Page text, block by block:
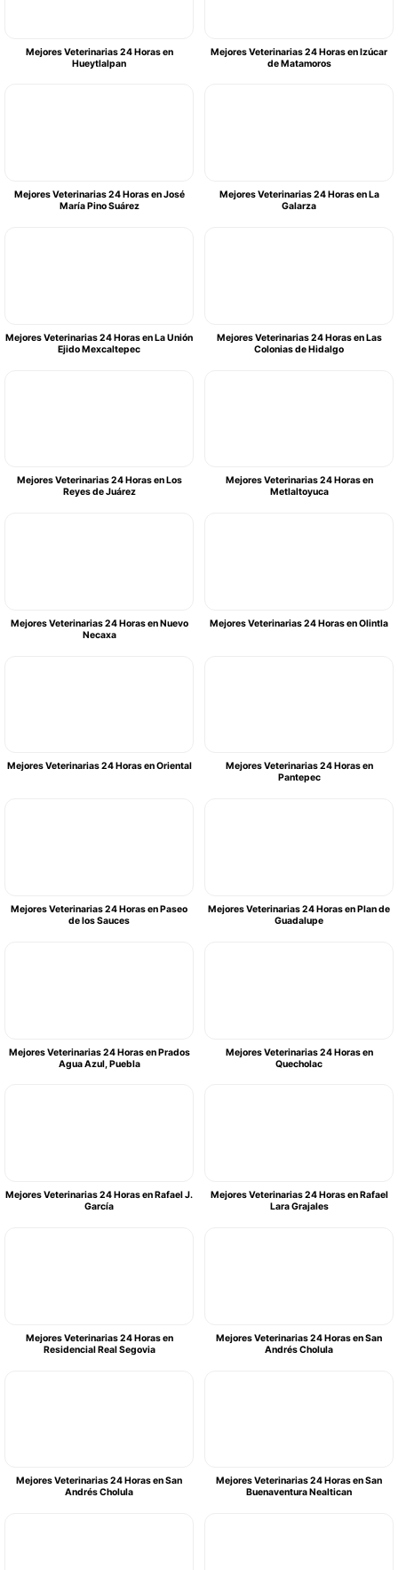
Mejores Veterinarias 24 Horas en
Hueytlalpan
Mejores Veterinarias 24 Horas en Izúcar
de Matamoros
Mejores Veterinarias 24 Horas en José
María Pino Suárez
Mejores Veterinarias 24 Horas en La
Galarza
Mejores Veterinarias 24 Horas en La Unión
Ejido Mexcaltepec
Mejores Veterinarias 24 Horas en Las
Colonias de Hidalgo
Mejores Veterinarias 24 Horas en Los
Reyes de Juárez
Mejores Veterinarias 24 Horas en
Metlaltoyuca
Mejores Veterinarias 24 Horas en Nuevo
Necaxa
Mejores Veterinarias 24 Horas en Olintla
Mejores Veterinarias 24 Horas en Oriental
Mejores Veterinarias 24 Horas en
Pantepec
Mejores Veterinarias 24 Horas en Paseo
de los Sauces
Mejores Veterinarias 24 Horas en Plan de
Guadalupe
Mejores Veterinarias 24 Horas en Prados
Agua Azul, Puebla
Mejores Veterinarias 24 Horas en
Quecholac
Mejores Veterinarias 24 Horas en Rafael J.
García
Mejores Veterinarias 24 Horas en Rafael
Lara Grajales
Mejores Veterinarias 24 Horas en
Residencial Real Segovia
Mejores Veterinarias 24 Horas en San
Andrés Cholula
Mejores Veterinarias 24 Horas en San
Andrés Cholula
Mejores Veterinarias 24 Horas en San
Buenaventura Nealtican